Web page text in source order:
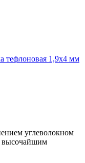
тефлоновая 1,9х4 мм
углеволокном
высочайшим